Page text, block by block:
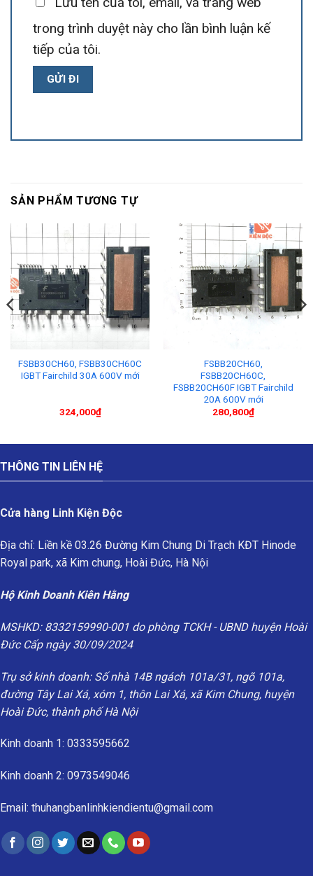
trong trình duyệt này cho lần bình luận kế
tiếp của tôi.
SẢN PHẨM TƯƠNG TỰ
FSBB30CH60, FSBB30CH60C
IGBT Fairchild 30A 600V mới
324,000₫
FSBB20CH60,
FSBB20CH60C,
FSBB20CH60F IGBT Fairchild
20A 600V mới
280,800₫
THÔNG TIN LIÊN HỆ
Cửa hàng Linh Kiện Độc
Địa chỉ: Liền kề 03.26 Đường Kim Chung Di Trạch KĐT Hinode
Royal park, xã Kim chung, Hoài Đức, Hà Nội
Hộ Kinh Doanh Kiên Hằng
MSHKD: 8332159990-001 do phòng TCKH - UBND huyện Hoài
Đức Cấp ngày 30/09/2024
Trụ sở kinh doanh: Số nhà 14B ngách 101a/31, ngõ 101a,
đường Tây Lai Xá, xóm 1, thôn Lai Xá, xã Kim Chung, huyện
Hoài Đức, thành phố Hà Nội
Kinh doanh 1: 0333595662
Kinh doanh 2: 0973549046
Email: thuhangbanlinhkiendientu@gmail.com